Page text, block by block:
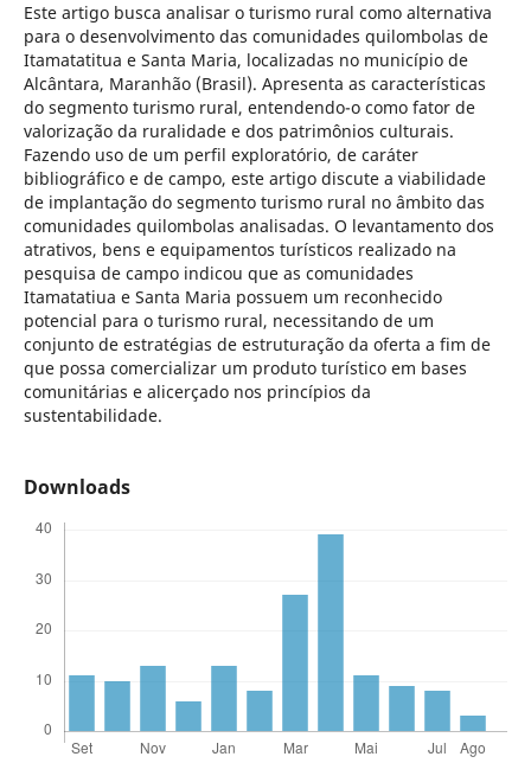
Este artigo busca analisar o turismo rural como alternativa
para o desenvolvimento das comunidades quilombolas de
Itamatatitua e Santa Maria, localizadas no município de
Alcântara, Maranhão (Brasil). Apresenta as características
do segmento turismo rural, entendendo-o como fator de
valorização da ruralidade e dos patrimônios culturais.
Fazendo uso de um perfil exploratório, de caráter
bibliográfico e de campo, este artigo discute a viabilidade
de implantação do segmento turismo rural no âmbito das
comunidades quilombolas analisadas. O levantamento dos
atrativos, bens e equipamentos turísticos realizado na
pesquisa de campo indicou que as comunidades
Itamatatiua e Santa Maria possuem um reconhecido
potencial para o turismo rural, necessitando de um
conjunto de estratégias de estruturação da oferta a fim de
que possa comercializar um produto turístico em bases
comunitárias e alicerçado nos princípios da
sustentabilidade.
Downloads